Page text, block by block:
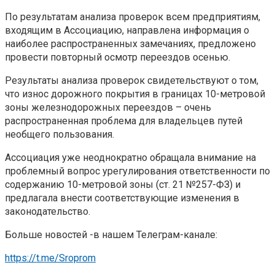
По результатам анализа проверок всем предприятиям,
входящим в Ассоциацию, направлена информация о
наиболее распространенных замечаниях, предложено
провести повторный осмотр переездов осенью.
Результаты анализа проверок свидетельствуют о том,
что износ дорожного покрытия в границах 10-метровой
зоны железнодорожных переездов – очень
распространенная проблема для владельцев путей
необщего пользования.
Ассоциация уже неоднократно обращала внимание на
проблемный вопрос урегулирования ответственности по
содержанию 10-метровой зоны (ст. 21 №257-ФЗ) и
предлагала внести соответствующие изменения в
законодательство.
Больше новостей -в нашем Телеграм-канале:
https://t.me/Sroprom